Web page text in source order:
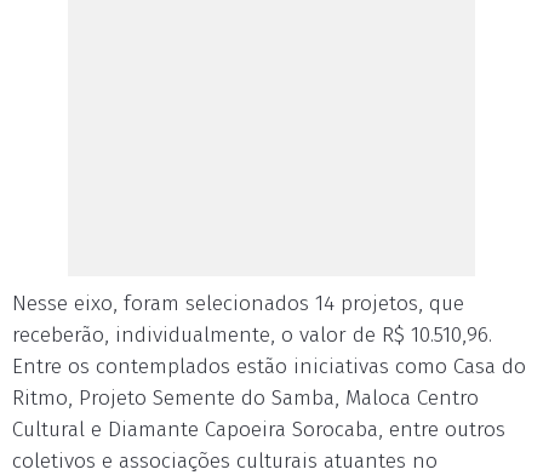
Nesse eixo, foram selecionados 14 projetos, que
receberão, individualmente, o valor de R$ 10.510,96.
Entre os contemplados estão iniciativas como Casa do
Ritmo, Projeto Semente do Samba, Maloca Centro
Cultural e Diamante Capoeira Sorocaba, entre outros
coletivos e associações culturais atuantes no